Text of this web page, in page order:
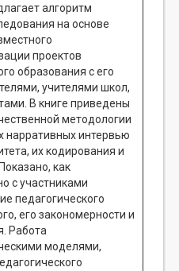
алгоритм
на основе
проектов
образования с его
учителями школ,
В книге приведены
методологии
нарративных интервью
их кодирования и
как
с участниками
педагогического
его закономерности и
Работа
моделями,